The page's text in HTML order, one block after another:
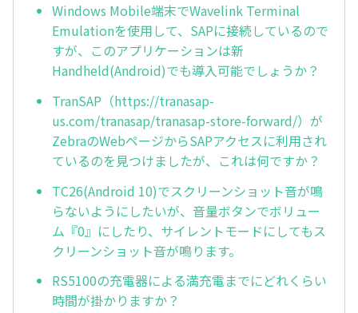
Windows Mobile端末でWavelink Terminal
Emulationを使用して、SAPに接続しているので
すが、このアプリケーションは新
Handheld(Android)でも導入可能でしょうか？
TranSAP（https://tranasap-
us.com/tranasap/tranasap-store-forward/）が
ZebraのWebページからSAPアクセスに利用され
ているのを見つけましたが、これは何ですか？
TC26(Android 10)でスクリーンショット音が鳴
らないようにしたいが、音量ボタンでボリュー
ム『0』にしたり、サイレントモードにしてもス
クリーンショット音が鳴ります。
RS5100の充電器による満充電までにどれくらい
時間が掛かりますか？